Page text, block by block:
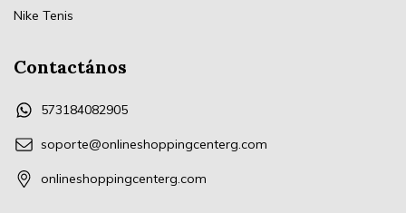
Nike Tenis
Contactános
573184082905
soporte@onlineshoppingcenterg.com
onlineshoppingcenterg.com